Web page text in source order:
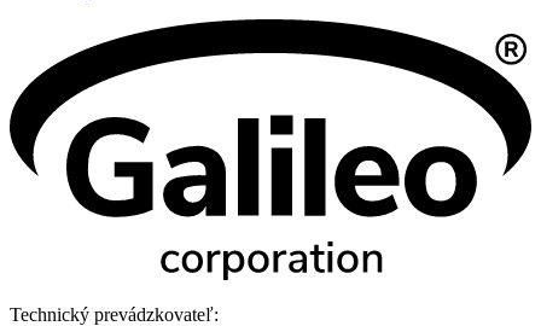
Technický prevádzkovateľ: